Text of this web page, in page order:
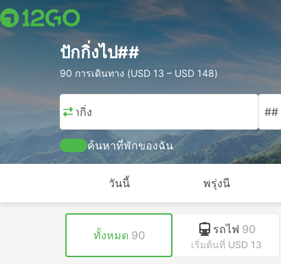
ปักกิ่งไป##
90 การเดินทาง (USD 13 – USD 148)
ปักกิ่ง ##
ค้นหาที่พักของฉัน
วันนี้ พรุ่งนี
ทั้งหมด 90 รถไฟ 90
เริ่มต้นที่ USD 13